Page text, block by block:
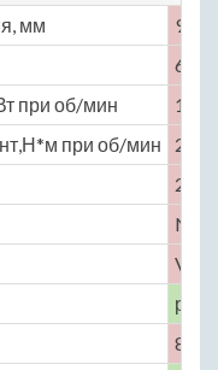
мм
91.1
6
при об/мин
143
при об/мин
232
2972
No
V-
8.9